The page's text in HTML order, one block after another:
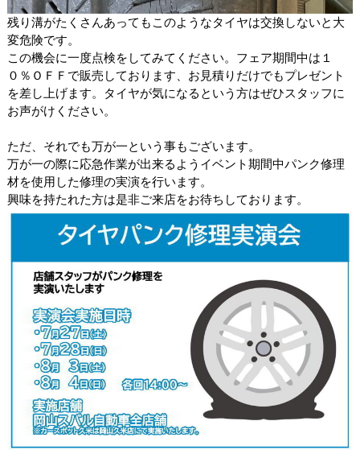
残り溝がたくさんあってもこのようなタイヤは交換しないと大
変危険です。
この機会に一度点検をしてみてください。フェア期間中は１
０％ＯＦＦで販売しております、お見積りだけでもプレゼント
を差し上げます。タイヤが気になるという方はぜひスタッフに
お声がけください。
ただ、それでも万が一という事もございます。
万が一の際に応急作業が出来るようイベント期間中パンク修理
材を使用した修理の実演を行います。
興味を持たれた方は是非ご来店をお待ちしております。